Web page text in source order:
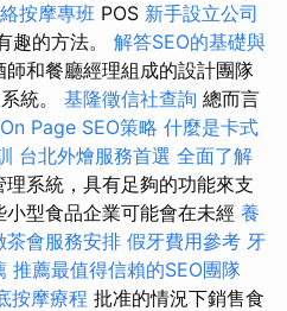
按摩專班 POS 新手設立公司
趣的方法。 解答SEO的基礎與
師和餐廳經理組成的設計團隊
統。 基隆徵信社查詢 總而言
Page SEO策略 什麼是卡式
台北外燴服務首選 全面了解
系統，具有足夠的功能來支
型食品企業可能會在未經 養
茶會服務安排 假牙費用參考 牙
推薦最值得信賴的SEO團隊
按摩療程 批准的情況下銷售食